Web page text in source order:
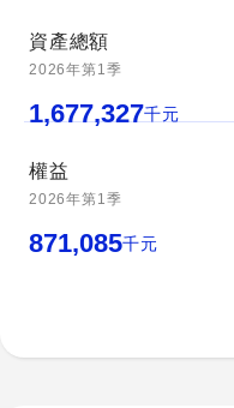
資產總額
2026年第1季
1,677,327千元
權益
2026年第1季
871,085千元